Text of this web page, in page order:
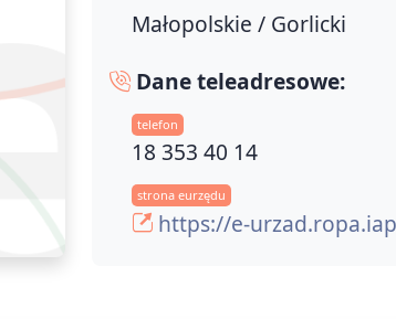
Małopolskie / Gorlicki
Dane teleadresowe:
telefon
18 353 40 14
strona eurzędu
https://e-